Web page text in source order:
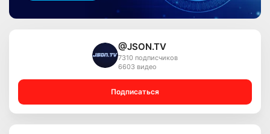
@JSON.TV
7310 подписчиков
6603 видео
Подписаться